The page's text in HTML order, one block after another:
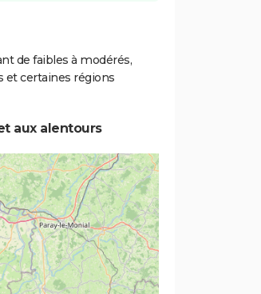
de faibles à modérés,
et certaines régions
aux alentours